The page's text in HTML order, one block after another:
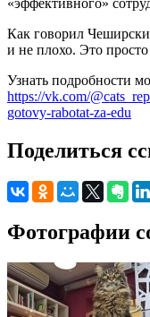
«эффективного»
Как говорил
и не плохо. Это просто
Узнать подробности
https://vk.com/
gotovy-rabotat-za-edu
Поделиться
Фотографии